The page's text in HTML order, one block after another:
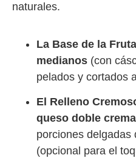
naturales.
La Base de la
medianos (con
pelados y cortados
El Relleno
queso doble crema
porciones delgadas
(opcional para el